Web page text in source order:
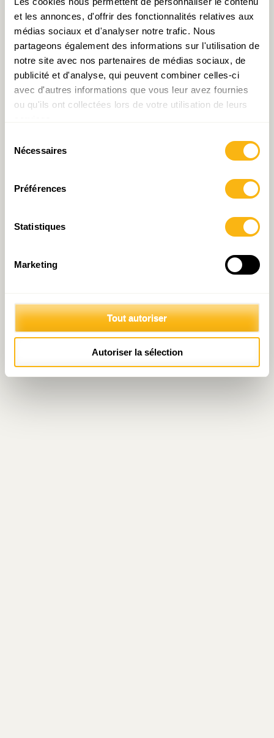
et les annonces, d'offrir des fonctionnalités relatives aux
médias sociaux et d'analyser notre trafic. Nous
partageons également des informations sur l'utilisation de
notre site avec nos partenaires de médias sociaux, de
publicité et d'analyse, qui peuvent combiner celles-ci
avec d'autres informations que vous leur avez fournies
ou qu'ils ont collectées lors de votre utilisation de leurs
Nécessaires
Préférences
Statistiques
Marketing
Tout autoriser
Autoriser la sélection
Fichier joint: Presentation Eurostat IDEA